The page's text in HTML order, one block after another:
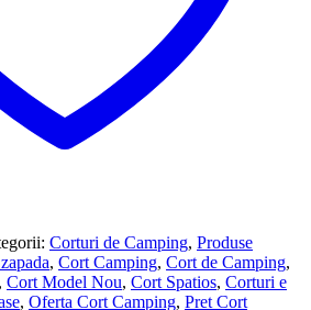
Corturi de Camping, Produse
, Cort Camping, Cort de Camping,
, Cort Model Nou, Cort Spatios, Corturi e
, Oferta Cort Camping, Pret Cort